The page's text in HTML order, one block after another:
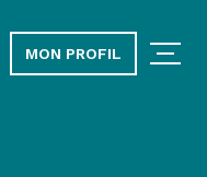
MON PROFIL